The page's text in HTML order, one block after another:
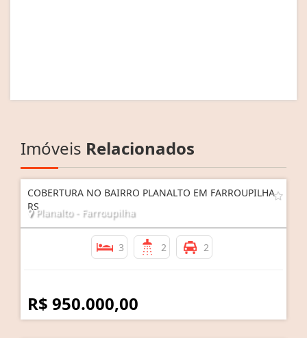
Imóveis Relacionados
COBERTURA NO BAIRRO PLANALTO EM FARROUPILHA
RSPlanalto - Farroupilha
3 2 2
R$ 950.000,00